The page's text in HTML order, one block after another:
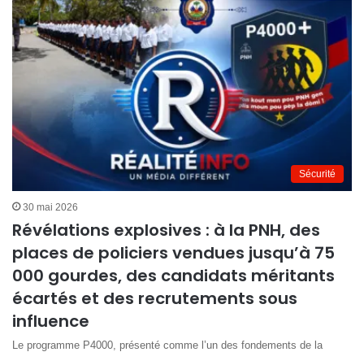
Sécurité
30 mai 2026
Révélations explosives : à la PNH, des
places de policiers vendues jusqu’à 75
000 gourdes, des candidats méritants
écartés et des recrutements sous
influence
Le programme P4000, présenté comme l’un des fondements de la